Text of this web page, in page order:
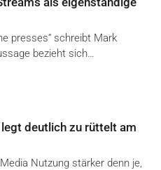
presses“ schreibt Mark
bezieht sich…
deutlich zu rüttelt am
Nutzung stärker denn je,